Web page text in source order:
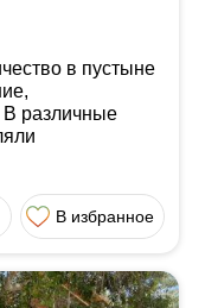
в пустыне
В различные
В избранное